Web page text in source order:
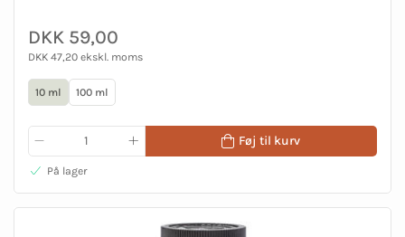
DKK 59,00
DKK 47,20 ekskl. moms
10 ml 100 ml
Føj til kurv
På lager